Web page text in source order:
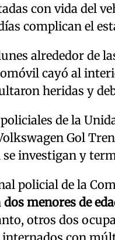
con vida del
complican el
alrededor de
cayó al
heridas y
de la
Gol
investigan y
policial de la
dos menores de
otros dos